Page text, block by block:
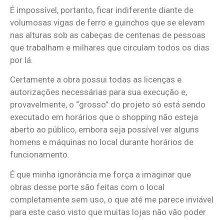
É impossível, portanto, ficar indiferente diante de
volumosas vigas de ferro e guinchos que se elevam
nas alturas sob as cabeças de centenas de pessoas
que trabalham e milhares que circulam todos os dias
por lá.
Certamente a obra possui todas as licenças e
autorizações necessárias para sua execução e,
provavelmente, o “grosso” do projeto só está sendo
executado em horários que o shopping não esteja
aberto ao público, embora seja possível ver alguns
homens e máquinas no local durante horários de
funcionamento.
É que minha ignorância me força a imaginar que
obras desse porte são feitas com o local
completamente sem uso, o que até me parece inviável
para este caso visto que muitas lojas não vão poder